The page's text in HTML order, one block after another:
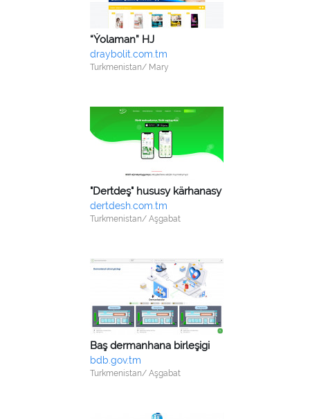
“Ýolaman” HJ
draybolit.com.tm
Turkmenistan/ Mary
"Dertdeş" hususy kärhanasy
dertdesh.com.tm
Turkmenistan/ Aşgabat
Baş dermanhana birleşigi
bdb.gov.tm
Turkmenistan/ Aşgabat